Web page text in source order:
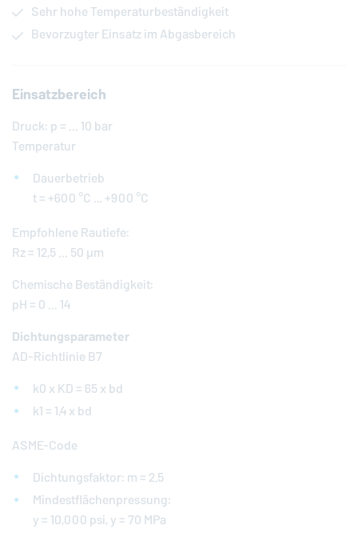
Sehr hohe Temperaturbeständigkeit
Bevorzugter Einsatz im Abgasbereich
Einsatzbereich
Druck: p = ... 10 bar
Temperatur
Dauerbetrieb
t = +600 °C … +900 °C
Empfohlene Rautiefe:
Rz = 12,5 ... 50 μm
Chemische Beständigkeit:
pH = 0 ... 14
Dichtungsparameter
AD-Richtlinie B7
k0 x KD = 65 x bd
k1 = 1,4 x bd
ASME-Code
Dichtungsfaktor: m = 2.5
Mindestflächenpressung:
y = 10,000 psi, y = 70 MPa